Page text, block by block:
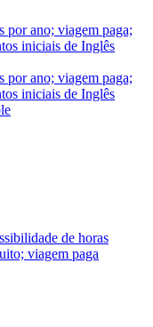
por ano; viagem paga;
iniciais de Inglês
por ano; viagem paga;
iniciais de Inglês
de horas
viagem paga